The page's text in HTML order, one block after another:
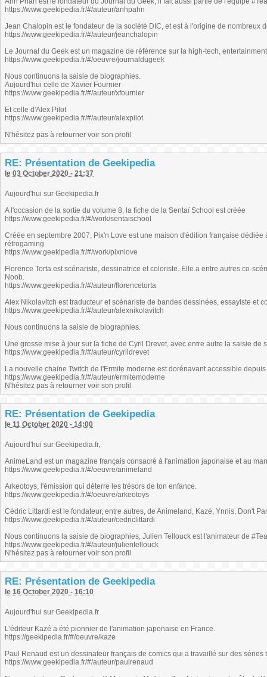
https://www.geekipedia.fr/#/auteur/anhpahn
Jean Chalopin est le fondateur de la société DIC, et est à l'origine de nombreux
https://www.geekipedia.fr/#/auteur/jeanchalopin
Le Journal du Geek est un magazine de référence sur la high-tech,
https://www.geekipedia.fr/#/oeuvre/journaldugeek
Nous continuons la saisie de biographies.
Aujourd'hui celle de Xavier Fournier
https://www.geekipedia.fr/#/auteur/xfournier
Et celle d'Alex Pilot
https://www.geekipedia.fr/#/auteur/alexpilot
N'hésitez pas à retourner voir son profil
RE: Présentation de Geekipedia
le 03 October 2020 - 21:37
Aujourd'hui sur Geekipedia.fr
A l'occasion de la sortie du volume 8, la fiche de la Sentaï School est créée
https://www.geekipedia.fr/#/work/sentaischool
Créée en septembre 2007, Pix'n Love est une maison d'édition française
rétrogaming
https://www.geekipedia.fr/#/work/pixnlove
Florence Torta est scénariste, dessinatrice et coloriste. Elle a entre autres co-
Noob.
https://www.geekipedia.fr/#/auteur/florencetorta
Alex Nikolavitch est traducteur et scénariste de bandes dessinées, essayiste et
https://www.geekipedia.fr/#/auteur/alexnikolavitch
Nous continuons la saisie de biographies.
Une grosse mise à jour sur la fiche de Cyril Drevet, avec entre autre la saisie de
https://www.geekipedia.fr/#/auteur/cyrildrevet
La nouvelle chaine Twitch de l'Ermite moderne est dorénavant accessible
https://www.geekipedia.fr/#/auteur/ermitemoderne
N'hésitez pas à retourner voir son profil
RE: Présentation de Geekipedia
le 11 October 2020 - 14:00
Aujourd'hui sur Geekipedia.fr,
AnimeLand est un magazine français consacré à l'animation japonaise et au
https://www.geekipedia.fr/#/oeuvre/animeland
Arkeotoys, l'émission qui déterre les trésors de ton enfance.
https://www.geekipedia.fr/#/oeuvre/arkeotoys
Cédric Littardi est le fondateur, entre autres, de Animeland, Kazé, Ynnis, Don't
https://www.geekipedia.fr/#/auteur/cedriclittardi
Nous continuons la saisie de biographies, Julien Tellouck est l'animateur de
https://www.geekipedia.fr/#/auteur/julientellouck
N'hésitez pas à retourner voir son profil
RE: Présentation de Geekipedia
le 16 October 2020 - 16:10
Aujourd'hui sur Geekipedia.fr
L'éditeur Kazé a été pionnier de l'animation japonaise en France.
https://geekipedia.fr/#/oeuvre/kaze
Paul Renaud est un dessinateur français de comics qui a travaillé sur des séries
https://www.geekipedia.fr/#/auteur/paulrenaud